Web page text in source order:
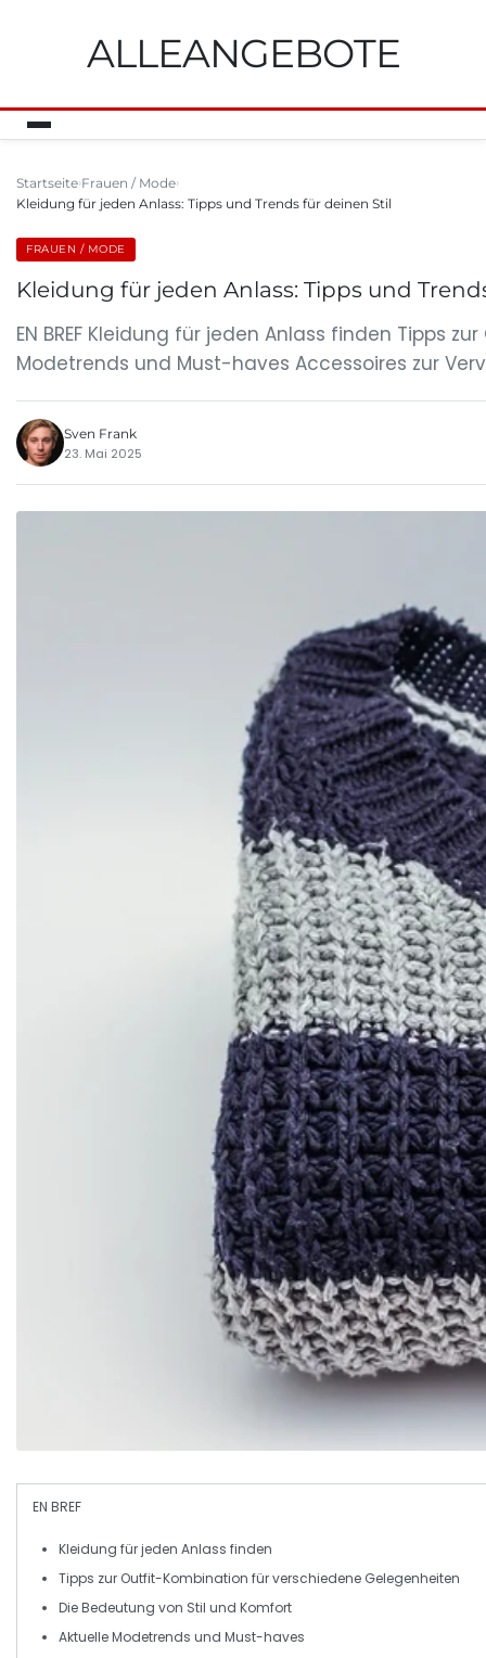
ALLEANGEBOTE
Startseite Frauen / Mode
Kleidung für jeden Anlass: Tipps und Trends für deinen Stil
FRAUEN / MODE
Kleidung für jeden Anlass: Tipps und
EN BREF Kleidung für jeden Anlass finden Tipps
Modetrends und Must-haves Accessoires zur
Sven Frank
23. Mai 2025
EN BREF
Kleidung fürjeden Anlass finden
Tipps zur Outfit-Kombination für verschiedene Gelegenheiten
Die Bedeutung von Stil und Komfort
AktuelleModetrends und Must-haves